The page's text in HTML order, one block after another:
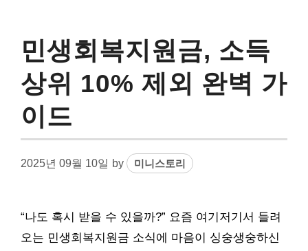
민생회복지원금, 소득
상위 10% 제외 완벽 가
이드
2025년 09월 10일 by 미니스토리
“나도 혹시 받을 수 있을까?” 요즘 여기저기서 들려
오는 민생회복지원금 소식에 마음이 싱숭생숭하신